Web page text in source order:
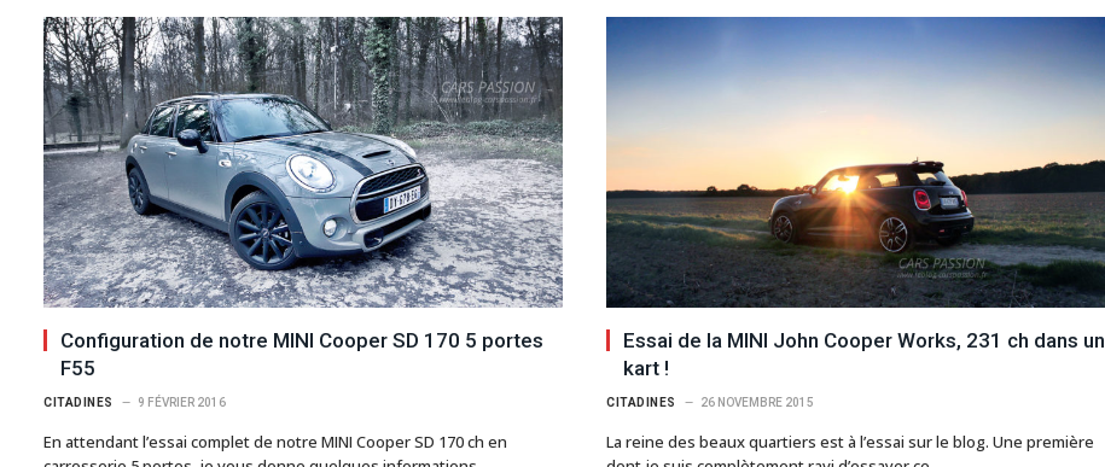
Configuration de notre MINI Cooper SD 170 5 portes
F55
CITADINES 9 FÉVRIER 2016
En attendant l’essai complet de notre MINI Cooper SD 170 ch en
Essai de la MINI John Cooper Works, 231 ch dans un
kart !
CITADINES 26 NOVEMBRE 2015
La reine des beaux quartiers est à l’essai sur le blog. Une première